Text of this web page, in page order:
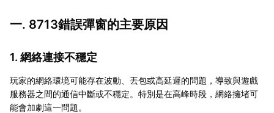
一. 8713錯誤彈窗的主要原因
1. 網絡連接不穩定
玩家的網絡環境可能存在波動、丟包或高延遲的問題，導致與遊戲
服務器之間的通信中斷或不穩定。特別是在高峰時段，網絡擁堵可
能會加劇這一問題。